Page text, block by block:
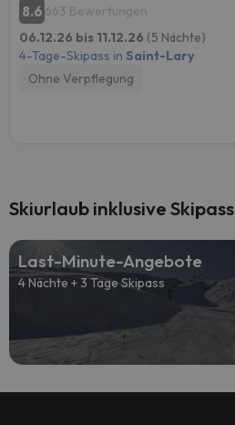
8.6 663 Bewertungen
06.12.26 bis 11.12.26 (5 Nächte)
4-Tage-Skipass in Saint-Lary
Ohne Verpflegung
Skiurlaub inklusive Skipass
Last-Minute-Angebote
4 Nächte + 3 Tage Skipass